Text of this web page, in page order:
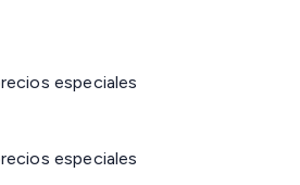
especiales
especiales